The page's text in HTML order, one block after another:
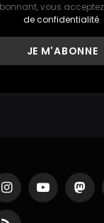
vous
de confidentialité.
InstagramYouTube